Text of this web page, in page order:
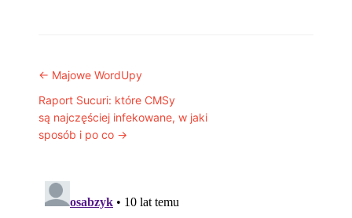
Post navigation
← Majowe WordUpy
Raport Sucuri: które CMSy
są najczęściej infekowane, w jaki
sposób i po co →